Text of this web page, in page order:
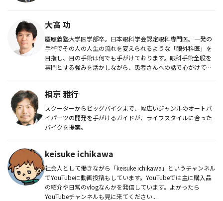
大高 功
慶應義塾大学医学部卒。日本眼科学会認定眼科専門医。一発の
手術でその人の人生の流れを変えられるような「眼外科医」を
目指し、目の手術は何でも手がけております。眼科手術全般を
専門とする強みを活かしながら、患者さんへの話で心がけてい
相京 雅行
スクーターからビッグバイクまで、幅広いジャンルのオートバ
イパーツの開発を手がけるガイドが、ライフスタイルに合った
バイクを提案。
keisuke ichikawa
社会人として働きながら「keisuke ichikawa」というチャンネル
でYouTubeに動画投稿もしています。YouTubeでは主に購入品
の紹介や日常のvlogなんかを発信しています。よかったら
YouTubeチャンネルも見に来てください...